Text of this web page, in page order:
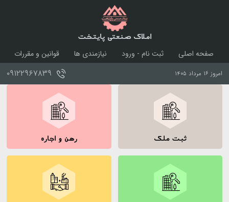
املاک صنعتی پایتخت
صفحه اصلی ثبت نام - ورود نیازمندی ها
قوانین و مقررات
امروز ۱۶ مرداد ۱۴۰۵ ۰۹۱۲۲۹۶۷۸۳۹
ثبت ملک رهن و اجاره